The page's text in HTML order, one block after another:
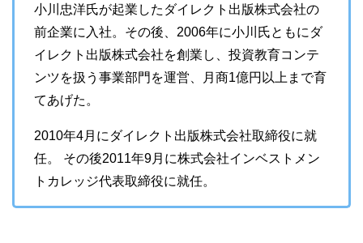
小川忠洋氏が起業したダイレクト出版株式会社の
前企業に入社。その後、2006年に小川氏ともにダ
イレクト出版株式会社を創業し、投資教育コンテ
ンツを扱う事業部門を運営、月商1億円以上まで育
てあげた。
2010年4月にダイレクト出版株式会社取締役に就
任。 その後2011年9月に株式会社インベストメン
トカレッジ代表取締役に就任。